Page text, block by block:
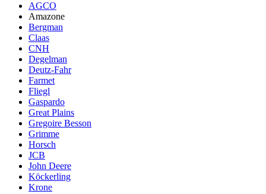
AGCO
Amazone
Bergman
Claas
CNH
Degelman
Deutz-Fahr
Farmet
Fliegl
Gaspardo
Great Plains
Gregoire Besson
Grimme
Horsch
JCB
John Deere
Köckerling
Krone